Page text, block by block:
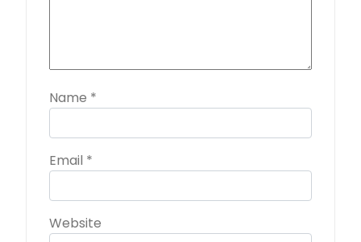
Name *
Email *
Website